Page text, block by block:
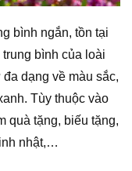
bình ngắn, tồn tại
bình của loài
dạng về màu sắc,
Tùy thuộc vào
quà tặng, biếu tặng,
nhật,…